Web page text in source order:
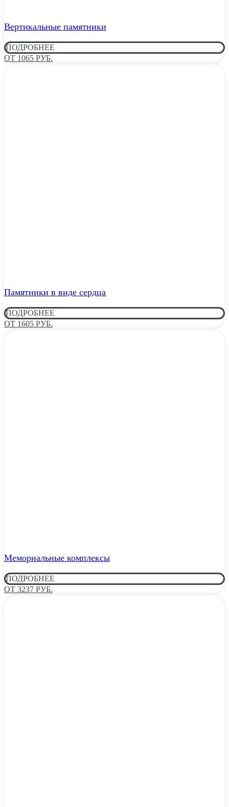
Вертикальные памятники
ПОДРОБНЕЕ
ОТ 1065 РУБ.
Памятники в виде сердца
ПОДРОБНЕЕ
ОТ 1605 РУБ.
Мемориальные комплексы
ПОДРОБНЕЕ
ОТ 3237 РУБ.